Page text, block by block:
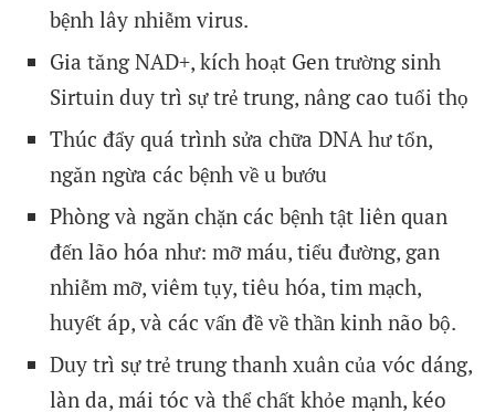
bệnh lây nhiễm virus.
Gia tăng NAD+, kích hoạt Gen trường sinh
Sirtuin duy trì sự trẻ trung, nâng cao tuổi thọ
Thúc đẩy quá trình sửa chữa DNA hư tổn,
ngăn ngừa các bệnh về u bướu
Phòng và ngăn chặn các bệnh tật liên quan
đến lão hóa như: mỡ máu, tiểu đường, gan
nhiễm mỡ, viêm tụy, tiêu hóa, tim mạch,
huyết áp, và các vấn đề về thần kinh não bộ.
Duy trì sự trẻ trung thanh xuân của vóc dáng,
làn da, mái tóc và thể chất khỏe mạnh, kéo